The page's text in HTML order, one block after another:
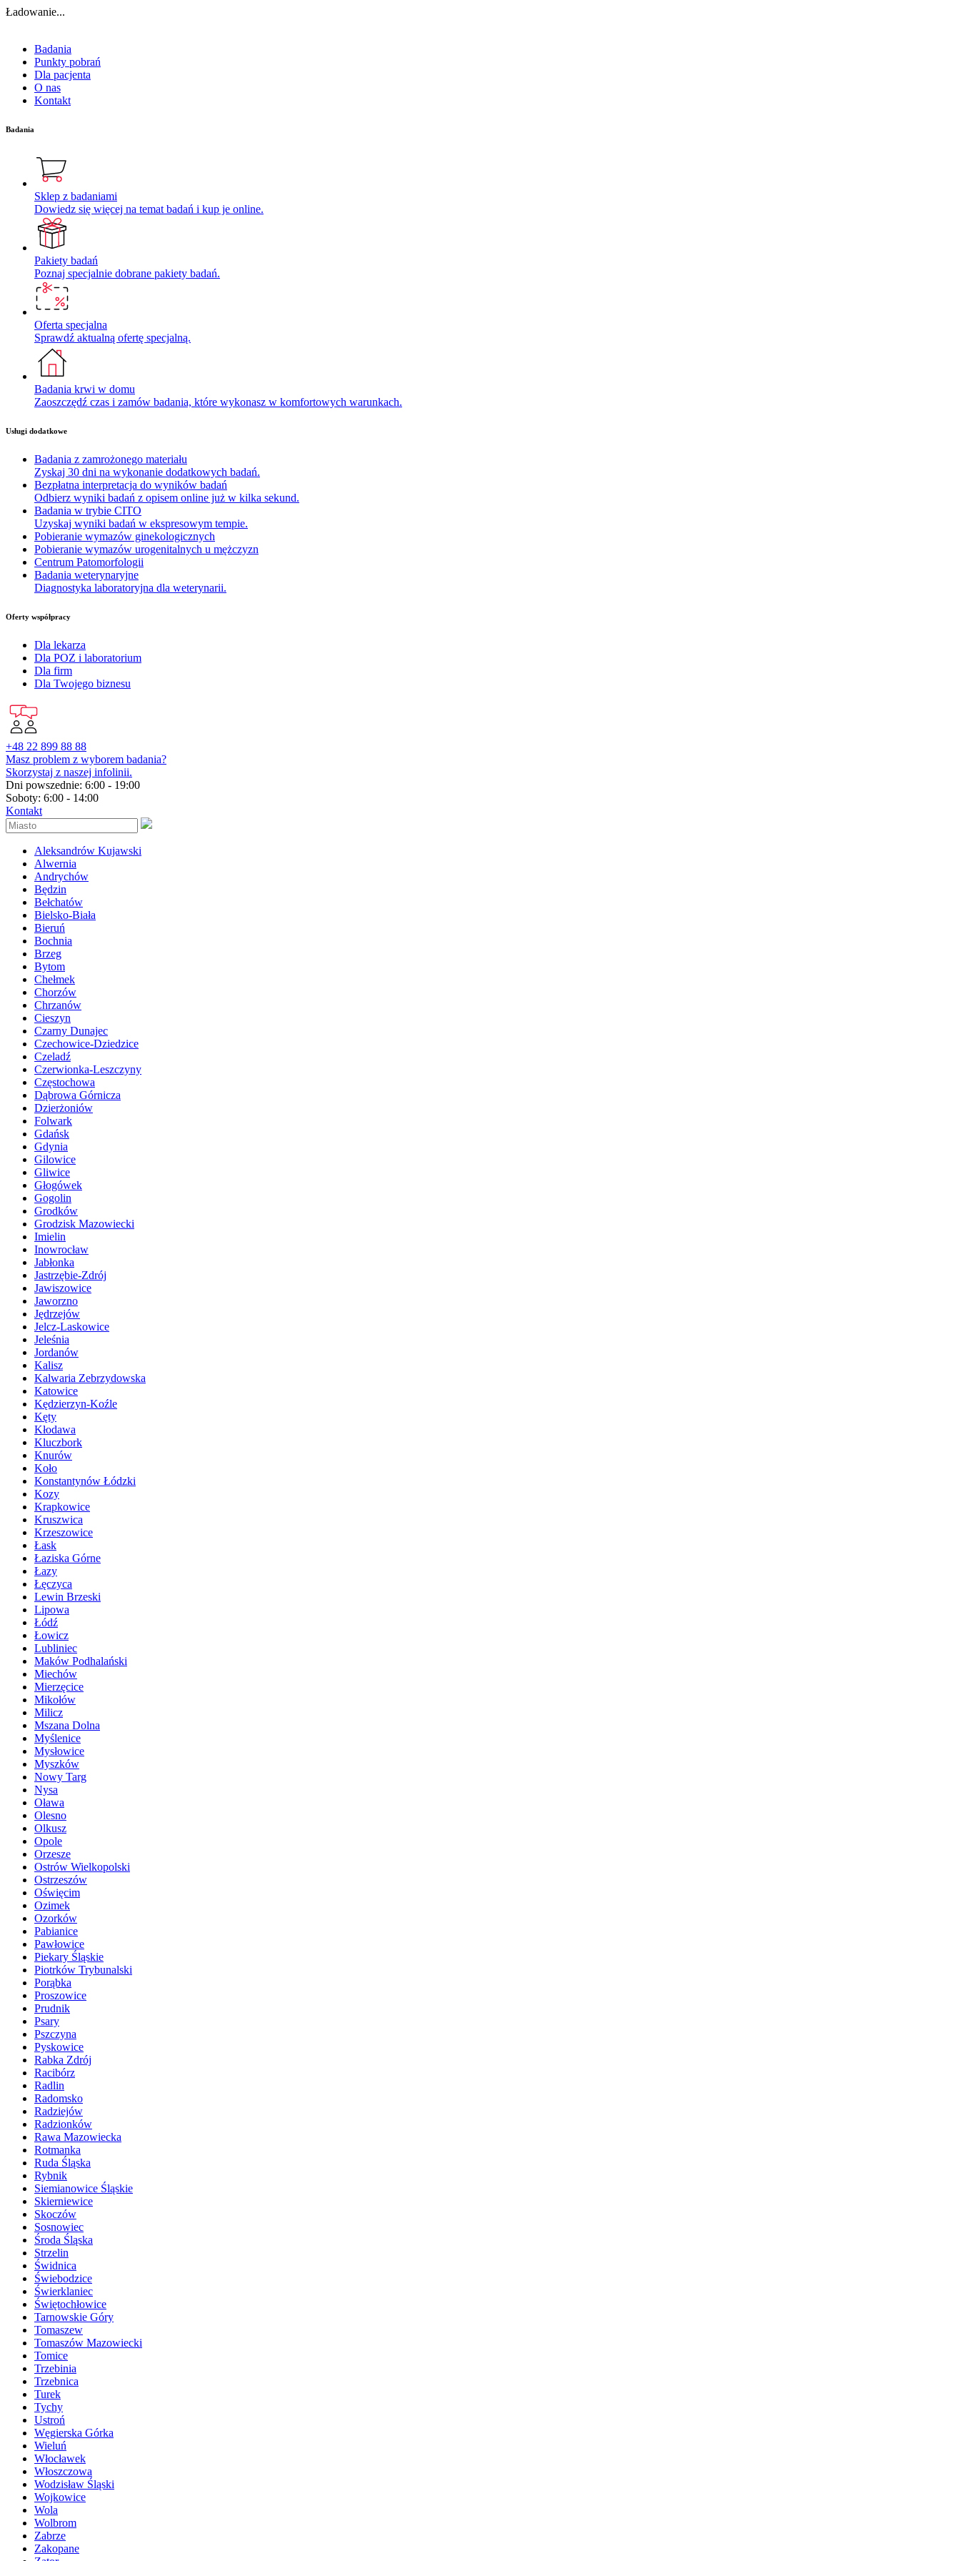
Ładowanie...
Badania
Punkty pobrań
Dla pacjenta
O nas
Kontakt
Badania
Sklep z badaniami
Dowiedz się więcej na temat badań i kup je online.
Pakiety badań
Poznaj specjalnie dobrane pakiety badań.
Oferta specjalna
Sprawdź aktualną ofertę specjalną.
Badania krwi w domu
Zaoszczędź czas i zamów badania, które wykonasz w komfortowych warunkach.
Usługi dodatkowe
Badania z zamrożonego materiału
Zyskaj 30 dni na wykonanie dodatkowych badań.
Bezpłatna interpretacja do wyników badań
Odbierz wyniki badań z opisem online już w kilka sekund.
Badania w trybie CITO
Uzyskaj wyniki badań w ekspresowym tempie.
Pobieranie wymazów ginekologicznych
Pobieranie wymazów urogenitalnych u mężczyzn
Centrum Patomorfologii
Badania weterynaryjne
Diagnostyka laboratoryjna dla weterynarii.
Oferty współpracy
Dla lekarza
Dla POZ i laboratorium
Dla firm
Dla Twojego biznesu
+48 22 899 88 88
Masz problem z wyborem badania?
Skorzystaj z naszej infolinii.
Dni powszednie: 6:00 - 19:00
Soboty: 6:00 - 14:00
Kontakt
Aleksandrów Kujawski
Alwernia
Andrychów
Będzin
Bełchatów
Bielsko-Biała
Bieruń
Bochnia
Brzeg
Bytom
Chełmek
Chorzów
Chrzanów
Cieszyn
Czarny Dunajec
Czechowice-Dziedzice
Czeladź
Czerwionka-Leszczyny
Częstochowa
Dąbrowa Górnicza
Dzierżoniów
Folwark
Gdańsk
Gdynia
Gilowice
Gliwice
Głogówek
Gogolin
Grodków
Grodzisk Mazowiecki
Imielin
Inowrocław
Jabłonka
Jastrzębie-Zdrój
Jawiszowice
Jaworzno
Jędrzejów
Jelcz-Laskowice
Jeleśnia
Jordanów
Kalisz
Kalwaria Zebrzydowska
Katowice
Kędzierzyn-Koźle
Kęty
Kłodawa
Kluczbork
Knurów
Koło
Konstantynów Łódzki
Kozy
Krapkowice
Kruszwica
Krzeszowice
Łask
Łaziska Górne
Łazy
Łęczyca
Lewin Brzeski
Lipowa
Łódź
Łowicz
Lubliniec
Maków Podhalański
Miechów
Mierzęcice
Mikołów
Milicz
Mszana Dolna
Myślenice
Mysłowice
Myszków
Nowy Targ
Nysa
Oława
Olesno
Olkusz
Opole
Orzesze
Ostrów Wielkopolski
Ostrzeszów
Oświęcim
Ozimek
Ozorków
Pabianice
Pawłowice
Piekary Śląskie
Piotrków Trybunalski
Porąbka
Proszowice
Prudnik
Psary
Pszczyna
Pyskowice
Rabka Zdrój
Racibórz
Radlin
Radomsko
Radziejów
Radzionków
Rawa Mazowiecka
Rotmanka
Ruda Śląska
Rybnik
Siemianowice Śląskie
Skierniewice
Skoczów
Sosnowiec
Środa Śląska
Strzelin
Świdnica
Świebodzice
Świerklaniec
Świętochłowice
Tarnowskie Góry
Tomaszew
Tomaszów Mazowiecki
Tomice
Trzebinia
Trzebnica
Turek
Tychy
Ustroń
Węgierska Górka
Wieluń
Włocławek
Włoszczowa
Wodzisław Śląski
Wojkowice
Wola
Wolbrom
Zabrze
Zakopane